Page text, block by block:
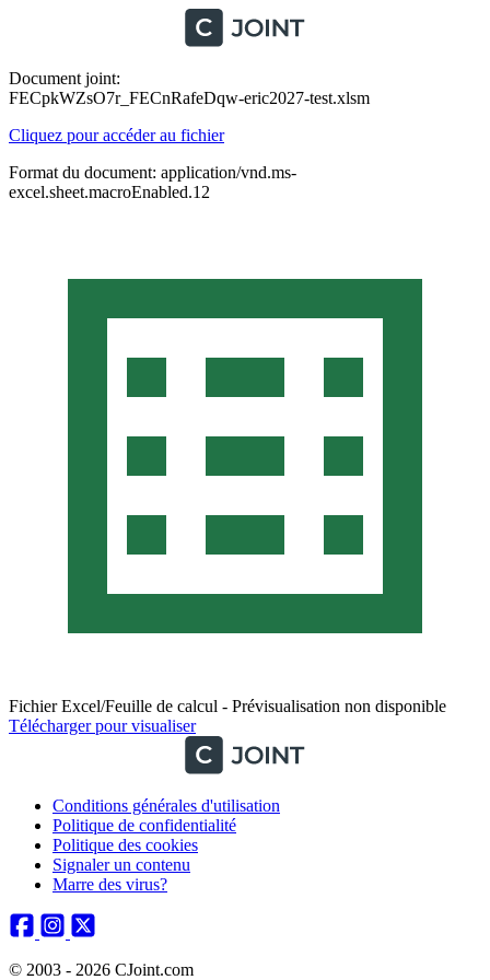
Document joint:
FECpkWZsO7r_FECnRafeDqw-eric2027-test.xlsm
Cliquez pour accéder au fichier
Format du document: application/vnd.ms-
excel.sheet.macroEnabled.12
Fichier Excel/Feuille de calcul - Prévisualisation non disponible
Télécharger pour visualiser
Conditions générales d'utilisation
Politique de confidentialité
Politique des cookies
Signaler un contenu
Marre des virus?
© 2003 - 2026 CJoint.com